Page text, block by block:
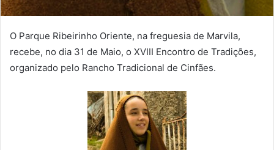
O Parque Ribeirinho Oriente, na freguesia de Marvila,
recebe, no dia 31 de Maio, o XVIII Encontro de Tradições,
organizado pelo Rancho Tradicional de Cinfães.